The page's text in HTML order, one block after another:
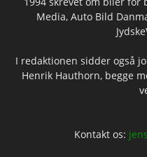
Media, Auto Bild
I redaktionen sidder også
Henrik Hauthorn, begge
Kontakt os: